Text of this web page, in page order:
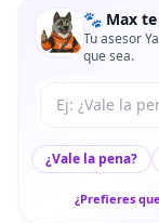
🐾 Max
Tu asesor
que sea.
Tu pregunta a
¿Vale la pena?
¿Prefieres